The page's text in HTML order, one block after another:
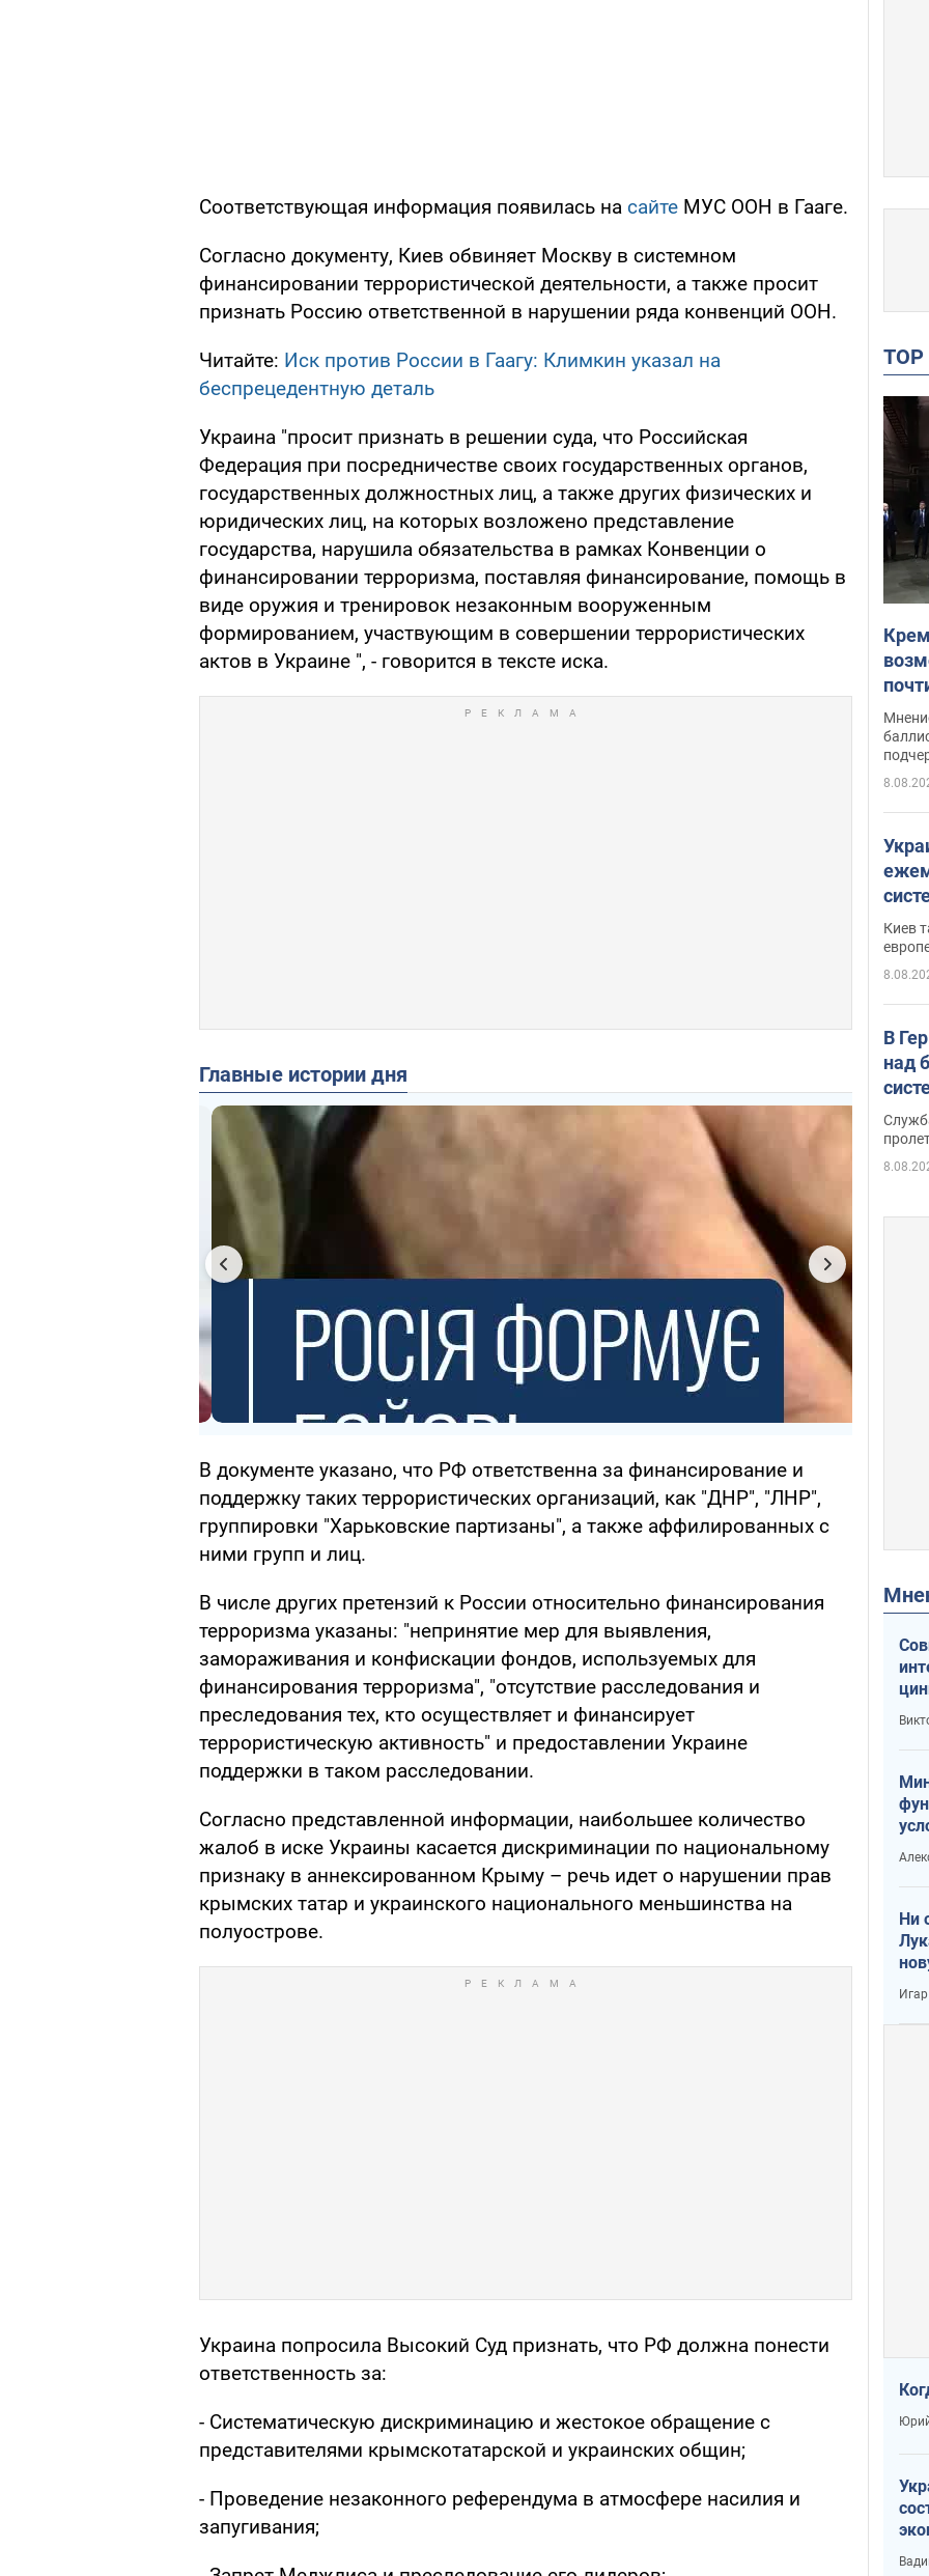
Соответствующая информация появилась на сайте МУС ООН в Гааге.
Согласно документу, Киев обвиняет Москву в системном
финансировании террористической деятельности, а также просит
признать Россию ответственной в нарушении ряда конвенций ООН.
Читайте: Иск против России в Гаагу: Климкин указал на
беспрецедентную деталь
Украина "просит признать в решении суда, что Российская
Федерация при посредничестве своих государственных органов,
государственных должностных лиц, а также других физических и
юридических лиц, на которых возложено представление
государства, нарушила обязательства в рамках Конвенции о
финансировании терроризма, поставляя финансирование, помощь в
виде оружия и тренировок незаконным вооруженным
формированием, участвующим в совершении террористических
актов в Украине ", - говорится в тексте иска.
Главные истории дня
В документе указано, что РФ ответственна за финансирование и
поддержку таких террористических организаций, как "ДНР", "ЛНР",
группировки "Харьковские партизаны", а также аффилированных с
ними групп и лиц.
В числе других претензий к России относительно финансирования
терроризма указаны: "непринятие мер для выявления,
замораживания и конфискации фондов, используемых для
финансирования терроризма", "отсутствие расследования и
преследования тех, кто осуществляет и финансирует
террористическую активность" и предоставлении Украине
поддержки в таком расследовании.
Согласно представленной информации, наибольшее количество
жалоб в иске Украины касается дискриминации по национальному
признаку в аннексированном Крыму – речь идет о нарушении прав
крымских татар и украинского национального меньшинства на
полуострове.
Украина попросила Высокий Суд признать, что РФ должна понести
ответственность за:
- Систематическую дискриминацию и жестокое обращение с
представителями крымскотатарской и украинских общин;
- Проведение незаконного референдума в атмосфере насилия и
запугивания;
Киев
В
над
Ни